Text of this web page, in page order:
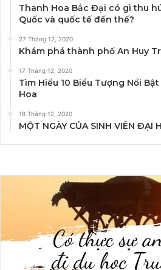
Thanh Hoa Bắc Đại có gì thu
Quốc và quốc tế đến thế?
27 Tháng 12, 2020
Khám phá thành phố An Huy
17 Tháng 12, 2020
Tìm Hiểu 10 Biểu Tượng Nổi
Hoa
18 Tháng 12, 2020
MỘT NGÀY CỦA SINH VIÊN ĐẠI